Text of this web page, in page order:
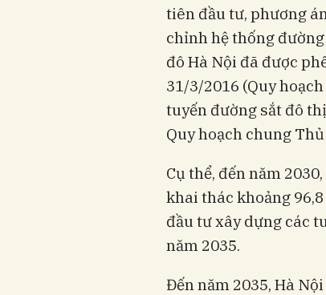
tiên đầu tư, phương
chỉnh hệ thống
đô Hà Nội đã được
31/3/2016 (Quy
tuyến đường sắt đô
Quy hoạch chung
Cụ thể, đến năm
khai thác khoảng
đầu tư xây dựng các
năm 2035.
Đến năm 2035, Hà